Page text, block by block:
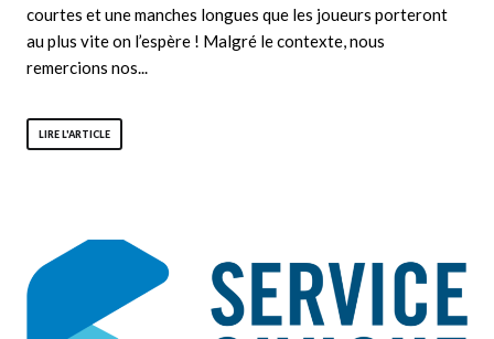
courtes et une manches longues que les joueurs porteront
au plus vite on l’espère ! Malgré le contexte, nous
remercions nos...
LIRE L'ARTICLE